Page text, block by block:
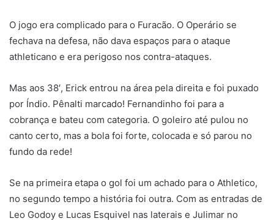
O jogo era complicado para o Furacão. O Operário se
fechava na defesa, não dava espaços para o ataque
athleticano e era perigoso nos contra-ataques.
Mas aos 38′, Erick entrou na área pela direita e foi puxado
por Índio. Pênalti marcado! Fernandinho foi para a
cobrança e bateu com categoria. O goleiro até pulou no
canto certo, mas a bola foi forte, colocada e só parou no
fundo da rede!
Se na primeira etapa o gol foi um achado para o Athletico,
no segundo tempo a história foi outra. Com as entradas de
Leo Godoy e Lucas Esquivel nas laterais e Julimar no